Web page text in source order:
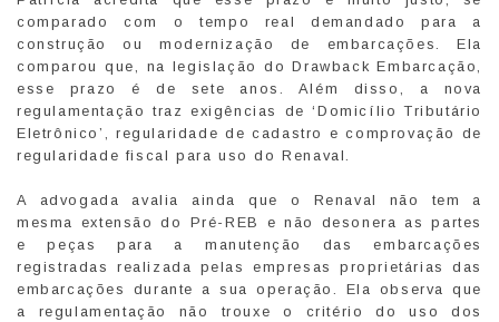
comparado com o tempo real demandado para a
construção ou modernização de embarcações. Ela
comparou que, na legislação do Drawback Embarcação,
esse prazo é de sete anos. Além disso, a nova
regulamentação traz exigências de ‘Domicílio Tributário
Eletrônico’, regularidade de cadastro e comprovação de
regularidade fiscal para uso do Renaval.
A advogada avalia ainda que o Renaval não tem a
mesma extensão do Pré-REB e não desonera as partes
e peças para a manutenção das embarcações
registradas realizada pelas empresas proprietárias das
embarcações durante a sua operação. Ela observa que
a regulamentação não trouxe o critério do uso dos